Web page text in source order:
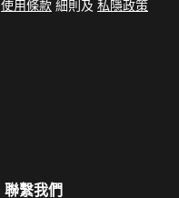
使用條款 細則及 私隱政策
聯繫我們